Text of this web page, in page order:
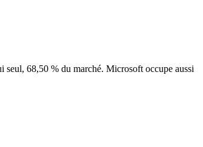
68,50 % du marché. Microsoft occupe aussi